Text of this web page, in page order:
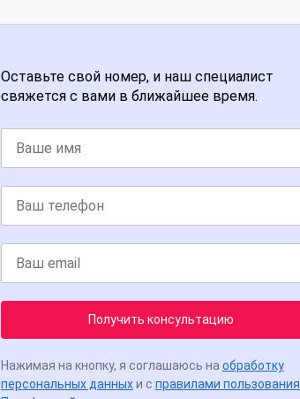
Оставьте свой номер, и наш специалист
свяжется с вами в ближайшее время.
Получить консультацию
Нажимая на кнопку, я соглашаюсь на обработку
персональных данныхи с правилами пользования